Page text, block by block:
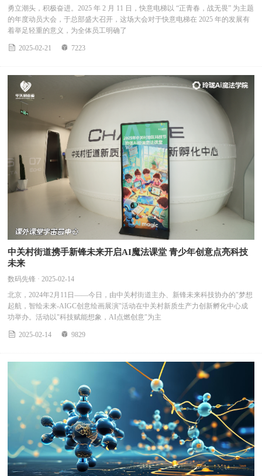
勇立潮头，积极奋进。2025 年 2 月 11 日，快意电梯以 “正青春，战无畏” 为主题
的年度动员大会，于总部盛大召开，这场大会对于快意电梯在 2025 年的发展有
着举足轻重的意义，为全体员工明确了
 2025-02-21  7223
中关村街道携手新锋未来开启AI魔法课堂 青少年创意点亮科技
未来
数码先锋 · 2025-02-14
北京，2024年2月11日——今日，由中关村街道主办、新锋未来科技协办的"梦想
起航，智绘未来-AIGC创意绘画展演"活动在中关村新质生产力创新孵化中心成
功举办。活动以"科技赋能想象，AI点燃创意"为主
 2025-02-14  9829